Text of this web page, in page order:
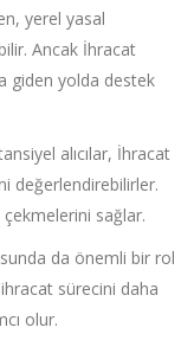
yerel yasal
Ancak İhracat
giden yolda destek
alıcılar, İhracat
değerlendirebilirler.
sağlar.
da önemli bir rol
sürecini daha
olur.